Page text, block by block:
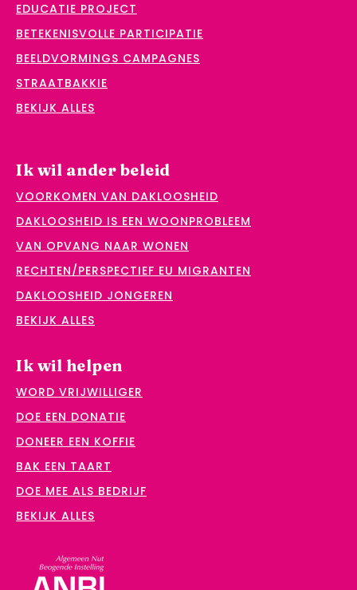
EDUCATIE PROJECT
BETEKENISVOLLE PARTICIPATIE
BEELDVORMINGS CAMPAGNES
STRAATBAKKIE
BEKIJK ALLES
Ik wil ander beleid
VOORKOMEN VAN DAKLOOSHEID
DAKLOOSHEID IS EEN WOONPROBLEEM
VAN OPVANG NAAR WONEN
RECHTEN/PERSPECTIEF EU MIGRANTEN
DAKLOOSHEID JONGEREN
BEKIJK ALLES
Ik wil helpen
WORD VRIJWILLIGER
DOE EEN DONATIE
DONEER EEN KOFFIE
BAK EEN TAART
DOE MEE ALS BEDRIJF
BEKIJK ALLES